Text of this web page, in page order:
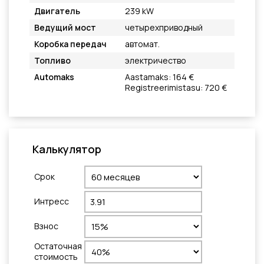
Двигатель
239 kW
Ведущий мост
четырехприводный
Коробка передач
автомат.
Топливо
электричество
Automaks
Aastamaks: 164 €
Registreerimistasu: 720 €
Калькулятор
Cрок
Интресс
Взнос
Остаточная
стоимость